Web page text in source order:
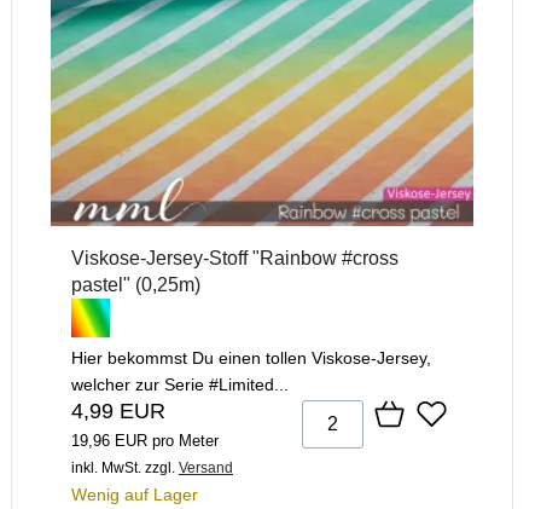
Viskose-Jersey-Stoff "Rainbow #cross
pastel" (0,25m)
Hier bekommst Du einen tollen Viskose-Jersey,
welcher zur Serie #Limited...
4,99 EUR
19,96 EUR pro Meter
inkl. MwSt. zzgl. Versand
Wenig auf Lager